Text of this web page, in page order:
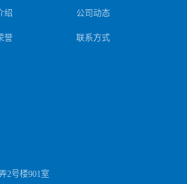
绍 公司动态
誉 联系方式
2号楼901室